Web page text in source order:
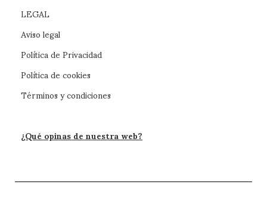
LEGAL
Aviso legal
Política de Privacidad
Política de cookies
Términos y condiciones
¿Qué opinas de nuestra web?